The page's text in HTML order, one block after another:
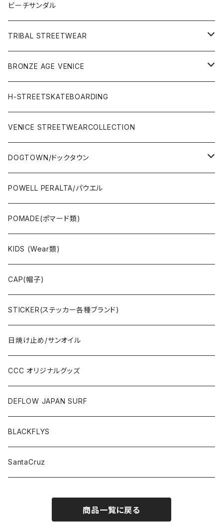
Surf Board(サーフボード )
OTHERS(サーフ小物)
WEAR(サーフブランド衣類)
Rhythm(サーフアパレル)
Ripcurl(サーフブランド)
CLOTHING(アパレル)
DECK(デッキ)
COMPLETE（完成品）
STREET
SURFSKATE
TRUCK(トラック)
WHEEL(ウィール)
OTHERS(スケボー小物/ステッカー類)
JAYADAMS/ジェイアダムス
ビーチサンダル
TRIBAL STREETWEAR
小物類
SALE
BRONZE AGE VENICE
made in JAPAN
made in USA
H-STREETSKATEBOARDING
VENICE STREETWEARCOLLECTION
DOGTOWN/ドックタウン
WEAR(衣類)
Deck(スケートデッキ)
CAP/HAT(キャップ類)
OTHERS(ドックタウン小物)
POWELL PERALTA/パウエル
POMADE(ポマード類)
KIDS (Wear類)
CAP(帽子)
STICKER(ステッカー各種ブランド)
日焼け止め/サンオイル
CCC オリジナルグッズ
DEFLOW JAPAN SURF
BLACKFLYS
SantaCruz
商品一覧に戻る